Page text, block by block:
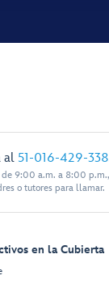
al 51-016-429-338
9:00 a.m. a 8:00
o tutores para llamar.
en la Cubierta